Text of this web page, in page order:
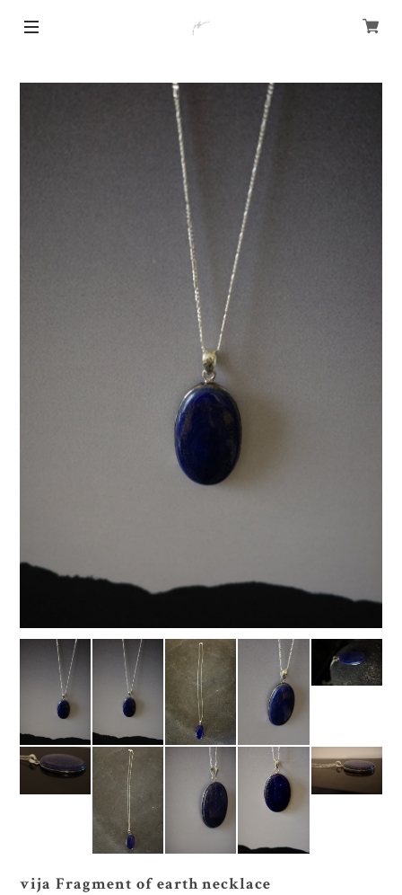
vija Fragment of earth necklace